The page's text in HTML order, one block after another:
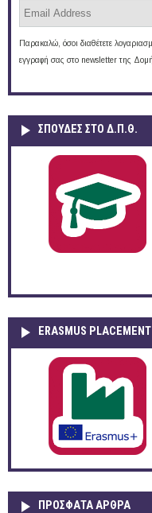
Παρακαλώ, όσοι διαθέτετε
εγγραφή σας στο newsletter της
ΣΠΟΥΔΈΣ ΣΤΟ Δ.Π.Θ.
ERASMUS PLACEMENT
ΠΡOΣΦΑΤΑ AΡΘΡΑ